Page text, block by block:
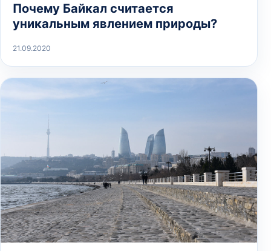
Почему Байкал считается
уникальным явлением природы?
21.09.2020